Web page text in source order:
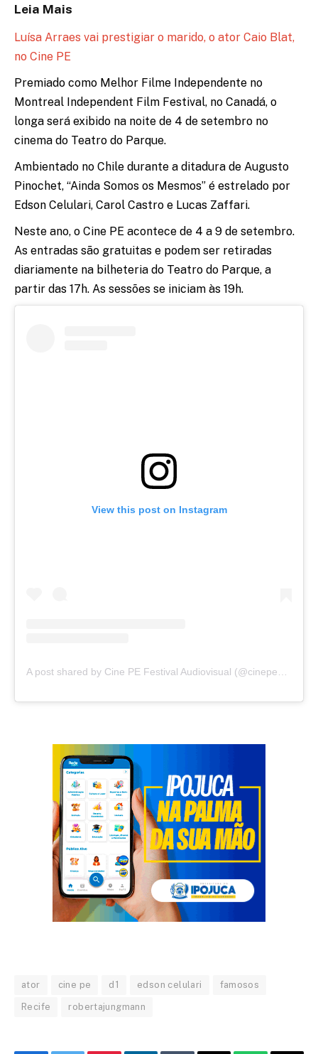
Leia Mais
Luísa Arraes vai prestigiar o marido, o ator Caio Blat,
no Cine PE
Premiado como Melhor Filme Independente no
Montreal Independent Film Festival, no Canadá, o
longa será exibido na noite de 4 de setembro no
cinema do Teatro do Parque.
Ambientado no Chile durante a ditadura de Augusto
Pinochet, “Ainda Somos os Mesmos” é estrelado por
Edson Celulari, Carol Castro e Lucas Zaffari.
Neste ano, o Cine PE acontece de 4 a 9 de setembro.
As entradas são gratuitas e podem ser retiradas
diariamente na bilheteria do Teatro do Parque, a
partir das 17h. As sessões se iniciam às 19h.
View this post on Instagram
A post shared by Cine PE Festival Audiovisual (@cinepeoficial)
ator cine pe d1 edson celulari famosos
Recife robertajungmann